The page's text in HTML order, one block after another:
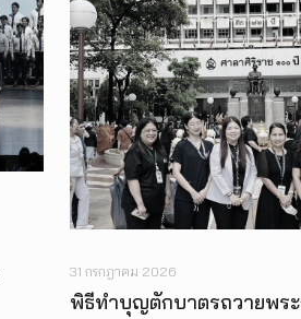
31 กรกฎาคม 2026
พิธีทำบุญตักบาตรถวายพร